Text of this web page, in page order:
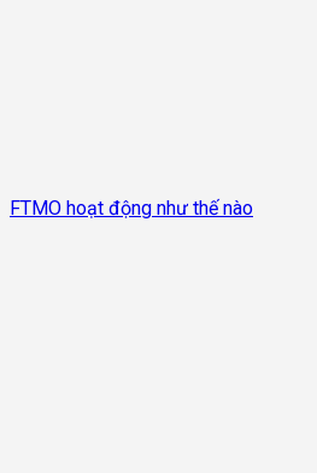
FTMO hoạt động như thế nào